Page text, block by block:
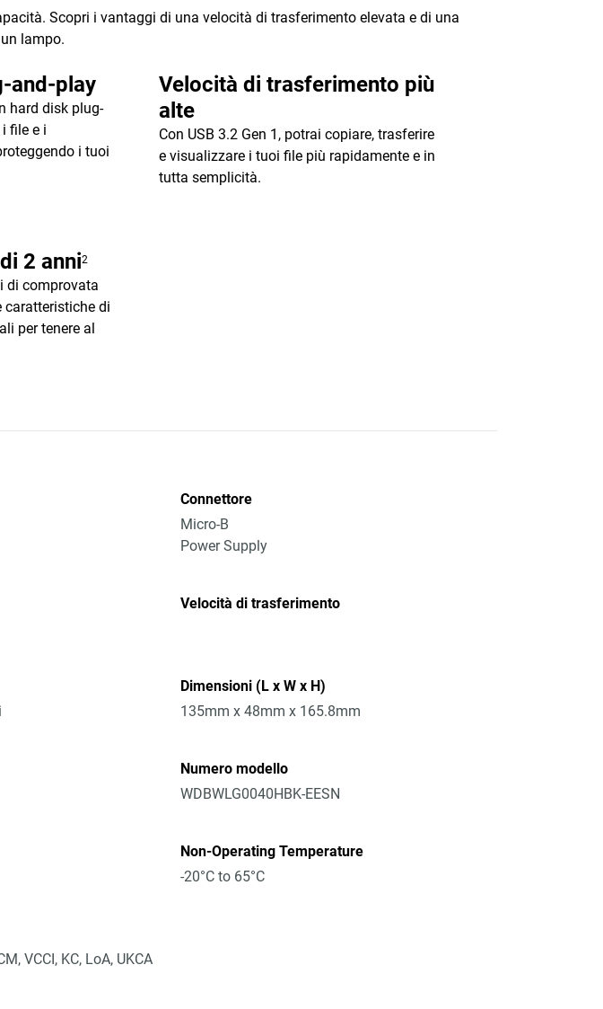
Scopri i vantaggi di una velocità di trasferimento elevata e di una
lampo.
and-play
hard disk plug-
file e i
i tuoi
Velocità di trasferimento più
alte
Con USB 3.2 Gen 1, potrai copiare, trasferire
e visualizzare i tuoi file più rapidamente e in
tutta semplicità.
2 anni2
di comprovata
caratteristiche di
per tenere al
Connettore
Micro-B
Power Supply
Velocità di trasferimento
Dimensioni (L x W x H)
135mm x 48mm x 165.8mm
Numero modello
WDBWLG0040HBK-EESN
Non-Operating Temperature
-20°C to 65°C
VCCI, KC, LoA, UKCA